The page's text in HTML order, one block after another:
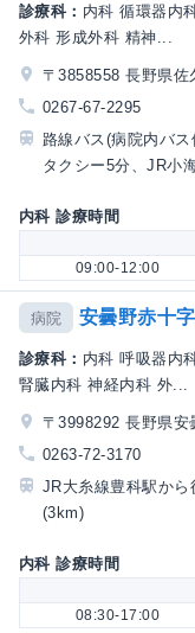
診療科： 内科 循環器内
外科 形成外科 精神...
〒3858558 長野県佐
0267-67-2295
路線バス(病院内バ
タクシー5分、JR小
内科 診療時間
09:00-12:00
病院 安曇野赤十
診療科： 内科 呼吸器内
腎臓内科 神経内科 外...
〒3998292 長野県安
0263-72-3170
JR大糸線豊科駅か
(3km)
内科 診療時間
08:30-17:00